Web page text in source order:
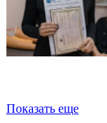
Показать еще